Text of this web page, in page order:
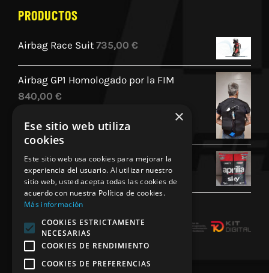
PRODUCTOS
Airbag Race Suit 735,00 €
Airbag GP1 Homologado por la FIM
840,00 €
Cojin Personalizado Aprilia Racing
45,00€
×
Ese sitio web utiliza
cookies
Este sitio web usa cookies para mejorar la
experiencia del usuario. Al utilizar nuestro
sitio web, usted acepta todas las cookies de
acuerdo con nuestra Política de cookies.
Más información
COOKIES ESTRICTAMENTE
NECESARIAS
COOKIES DE RENDIMIENTO
COOKIES DE PREFERENCIAS